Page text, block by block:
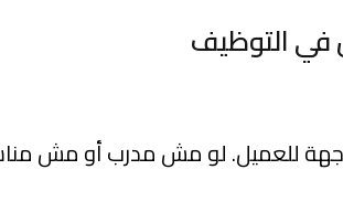
للعميل. لو مش مدرب أو مش